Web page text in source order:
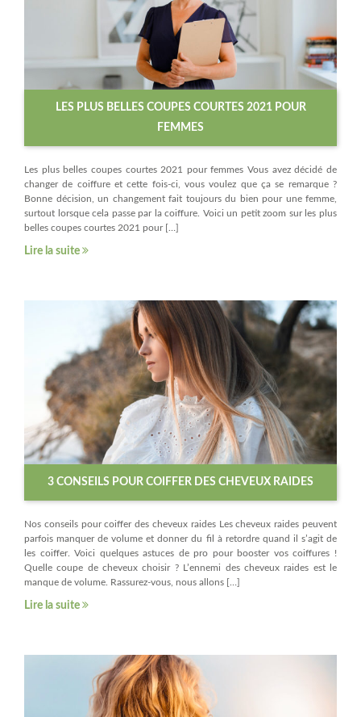
LES PLUS BELLES COUPES COURTES 2021 POUR
FEMMES
Les plus belles coupes courtes 2021 pour femmes Vous avez décidé de
changer de coiffure et cette fois-ci, vous voulez que ça se remarque ?
Bonne décision, un changement fait toujours du bien pour une femme,
surtout lorsque cela passe par la coiffure. Voici un petit zoom sur les plus
belles coupes courtes 2021 pour […]
Lire la suite
3 CONSEILS POUR COIFFER DES CHEVEUX RAIDES
Nos conseils pour coiffer des cheveux raides Les cheveux raides peuvent
parfois manquer de volume et donner du fil à retordre quand il s’agit de
les coiffer. Voici quelques astuces de pro pour booster vos coiffures !
Quelle coupe de cheveux choisir ? L’ennemi des cheveux raides est le
manque de volume. Rassurez-vous, nous allons […]
Lire la suite